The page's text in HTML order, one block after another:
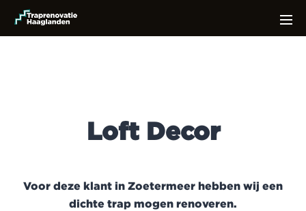
Loft Decor
Voor deze klant in Zoetermeer hebben wij een
dichte trap mogen renoveren.